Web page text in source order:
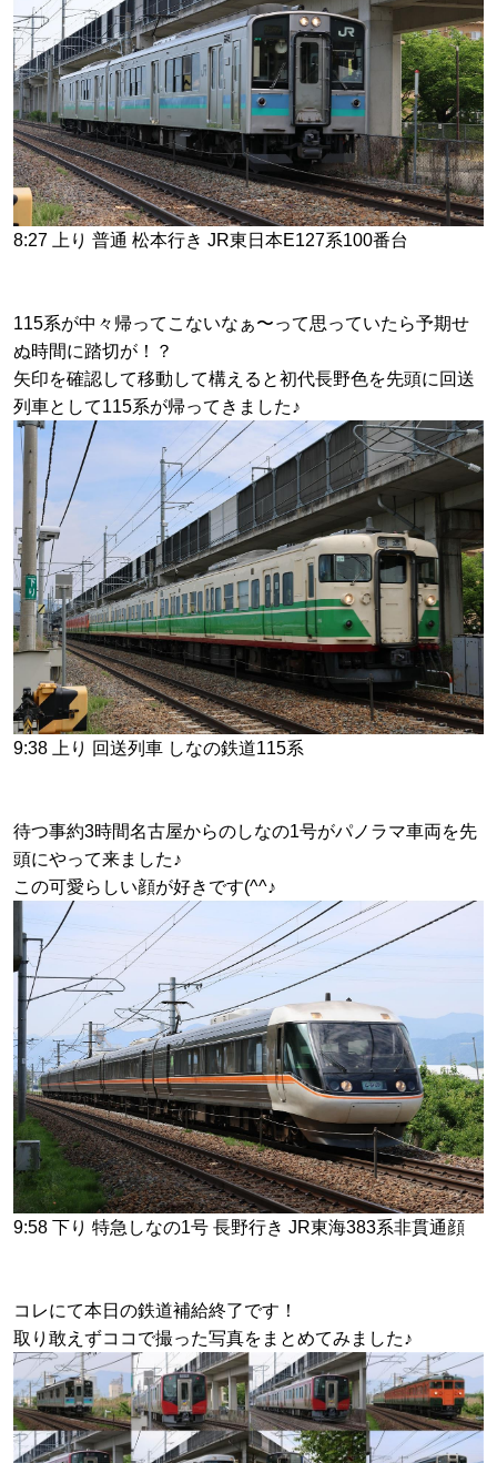
8:27 上り 普通 松本行き JR東日本E127系100番台
115系が中々帰ってこないなぁ〜って思っていたら予期せ
ぬ時間に踏切が！？
矢印を確認して移動して構えると初代長野色を先頭に回送
列車として115系が帰ってきました♪
9:38 上り 回送列車 しなの鉄道115系
待つ事約3時間名古屋からのしなの1号がパノラマ車両を先
頭にやって来ました♪
この可愛らしい顔が好きです(^^♪
9:58 下り 特急しなの1号 長野行き JR東海383系非貫通顔
コレにて本日の鉄道補給終了です！
取り敢えずココで撮った写真をまとめてみました♪